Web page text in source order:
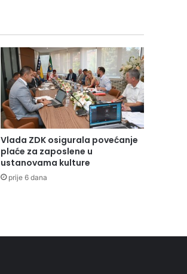
Vlada ZDK osigurala povećanje
plaće za zaposlene u
ustanovama kulture
prije 6 dana